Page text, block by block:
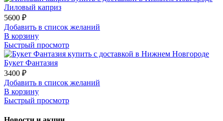
Лиловый каприз
5600 ₽
Добавить в список желаний
В корзину
Быстрый просмотр
Букет Фантазия
3400 ₽
Добавить в список желаний
В корзину
Быстрый просмотр